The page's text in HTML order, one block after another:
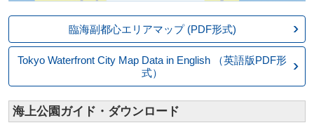
臨海副都心エリアマップ(PDF形式)
Tokyo Waterfront City Map Data in English （英語版PDF形
式）
海上公園ガイド・ダウンロード